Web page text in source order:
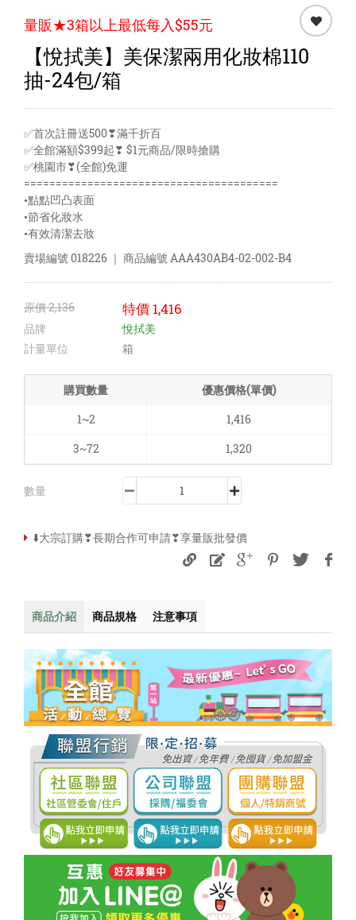
量販★3箱以上最低每入$55元
【悅拭美】美保潔兩用化妝棉110
抽-24包/箱
✅首次註冊送500❣滿千折百
✅全館滿額$399起❣ $1元商品/限時搶購
✅桃園市❣(全館)免運
========================================
•點點凹凸表面
•節省化妝水
•有效清潔去妝
賣場編號018226 ｜ 商品編號AAA430AB4-02-002-B4
原價2,136 特價 1,416
品牌
悅拭美
計量單位
箱
購買數量
優惠價格(單價)
1~2
1,416
3~72
1,320
數量
⬇️大宗訂購❣長期合作可申請❣享量販批發價
商品介紹 商品規格 注意事項